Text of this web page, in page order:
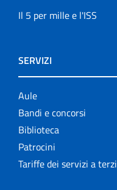
Il 5 per mille e l'ISS
SERVIZI
Aule
Bandi e concorsi
Biblioteca
Patrocini
Tariffe dei servizi a terzi